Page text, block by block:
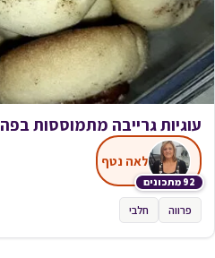
עוגיות גרייבה מתמוססות בפה
92 מתכונים
לאה נטף
פרווה חלבי